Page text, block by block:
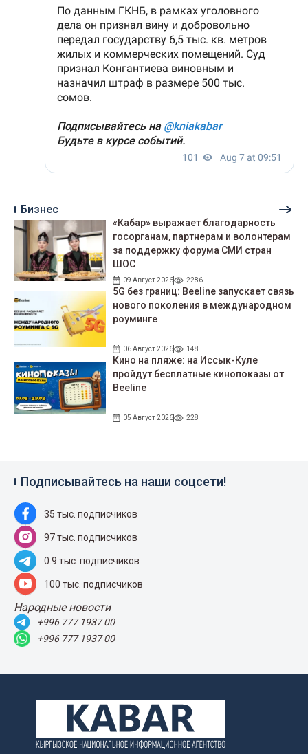
Бизнес
«Кабар» выражает благодарность
госорганам, партнерам и волонтерам
за поддержку форума СМИ стран
ШОС
09 Август 2026 2286
5G без границ: Beeline запускает связь
нового поколения в международном
роуминге
06 Август 2026 148
Кино на пляже: на Иссык-Куле
пройдут беcплатные кинопоказы от
Beeline
05 Август 2026 228
Подписывайтесь на наши соцсети!
35 тыс. подписчиков
97 тыс. подписчиков
0.9 тыс. подписчиков
100 тыс. подписчиков
Народные новости
+996 777 1937 00
+996 777 1937 00